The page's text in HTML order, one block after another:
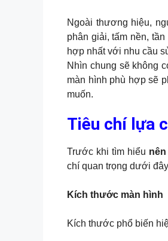
Ngoài thương hiệu,
phân giải, tấm nền,
hợp nhất với nhu cầu
Nhìn chung sẽ không
màn hình phù hợp sẽ
muốn.
Tiêu chí lựa
Trước khi tìm hiểu
chí quan trọng dưới
Kích thước màn hình
Kích thước phổ biến